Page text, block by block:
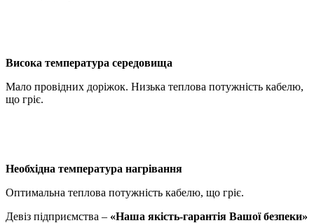
Висока температура середовища
Мало провідних доріжок. Низька теплова потужність кабелю,
що гріє.
Необхідна температура нагрівання
Оптимальна теплова потужність кабелю, що гріє.
Девіз підприємства – «Наша якість-гарантія Вашої безпеки»